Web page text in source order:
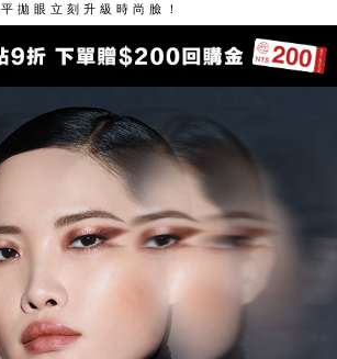
平拋眼立刻升級時尚臉！